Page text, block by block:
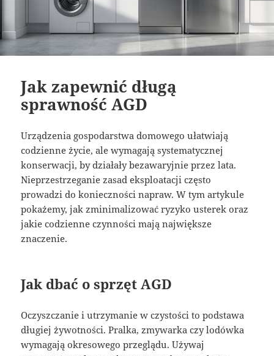
Jak zapewnić długą
sprawność AGD
Urządzenia gospodarstwa domowego ułatwiają
codzienne życie, ale wymagają systematycznej
konserwacji, by działały bezawaryjnie przez lata.
Nieprzestrzeganie zasad eksploatacji często
prowadzi do konieczności napraw. W tym artykule
pokażemy, jak zminimalizować ryzyko usterek oraz
jakie codzienne czynności mają największe
znaczenie.
Jak dbać o sprzęt AGD
Oczyszczanie i utrzymanie w czystości to podstawa
długiej żywotności. Pralka, zmywarka czy lodówka
wymagają okresowego przeglądu. Używaj